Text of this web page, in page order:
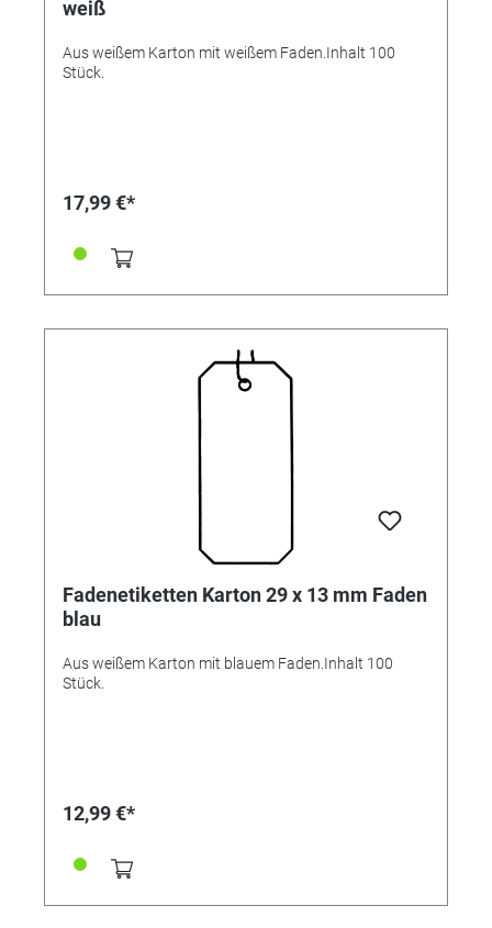
weiß
Aus weißem Karton mit weißem Faden.Inhalt 100
Stück.
17,99 €*
Fadenetiketten Karton 29 x 13 mm Faden
blau
Aus weißem Karton mit blauem Faden.Inhalt 100
Stück.
12,99 €*